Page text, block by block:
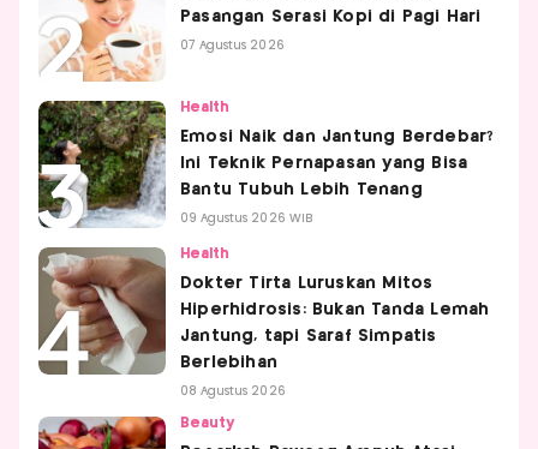
Pasangan Serasi Kopi di Pagi Hari
07 Agustus 2026
Health
Emosi Naik dan Jantung Berdebar?
Ini Teknik Pernapasan yang Bisa
Bantu Tubuh Lebih Tenang
09 Agustus 2026 WIB
Health
Dokter Tirta Luruskan Mitos
Hiperhidrosis: Bukan Tanda Lemah
Jantung, tapi Saraf Simpatis
Berlebihan
08 Agustus 2026
Beauty